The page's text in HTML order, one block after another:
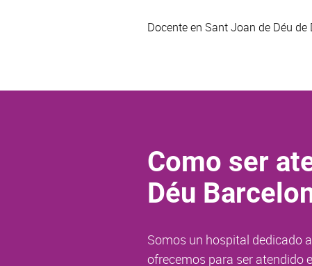
Docente en Sant Joan de Déu
Como ser
Déu
Somos un hospital dedicado
ofrecemos para ser atendido